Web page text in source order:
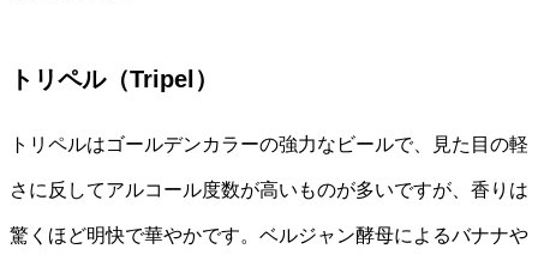
トリペル（Tripel）
トリペルはゴールデンカラーの強力なビールで、見た目の軽
さに反してアルコール度数が高いものが多いですが、香りは
驚くほど明快で華やかです。ベルジャン酵母によるバナナや